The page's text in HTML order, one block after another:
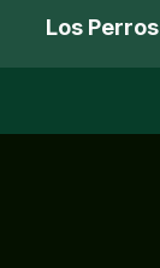
Los Perros